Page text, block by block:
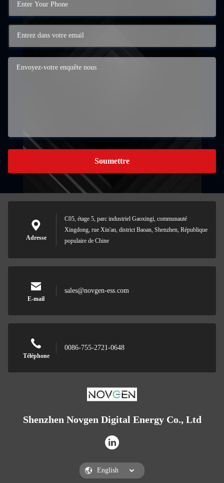
Soumettre
Adresse
C05, étage 5, parc industriel Gaoxingi, communauté
Xingdong, rue Xin'an, district Baoan, Shenzhen, République
populaire de Chine
E-mail
sales@novgen-ess.com
Téléphone
0086-755-2721-0648
Shenzhen Novgen Digital Energy Co., Ltd